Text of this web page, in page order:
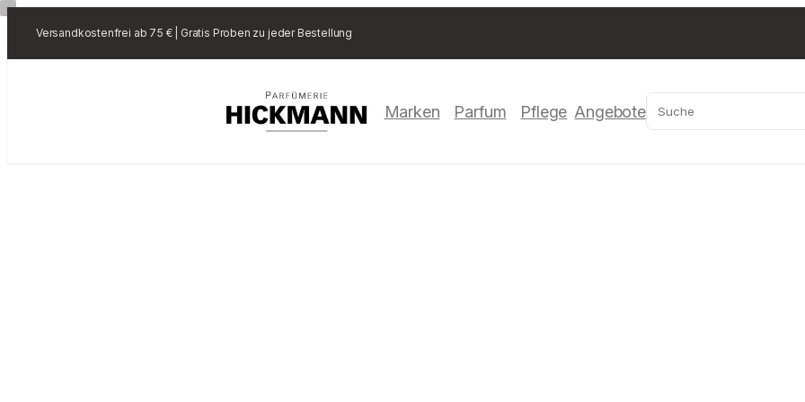
Versandkostenfrei ab 75 € | Gratis Proben zu jeder Bestellung
Marken Parfum Pflege Angebote Suchen